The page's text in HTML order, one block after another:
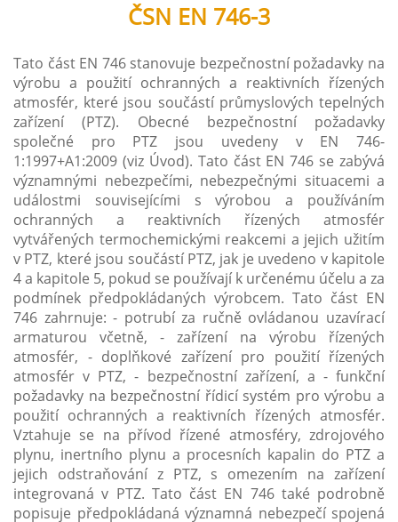
ČSN EN 746-3
Tato část EN 746 stanovuje bezpečnostní požadavky na
výrobu a použití ochranných a reaktivních řízených
atmosfér, které jsou součástí průmyslových tepelných
zařízení (PTZ). Obecné bezpečnostní požadavky
společné pro PTZ jsou uvedeny v EN 746-
1:1997+A1:2009 (viz Úvod). Tato část EN 746 se zabývá
významnými nebezpečími, nebezpečnými situacemi a
událostmi souvisejícími s výrobou a používáním
ochranných a reaktivních řízených atmosfér
vytvářených termochemickými reakcemi a jejich užitím
v PTZ, které jsou součástí PTZ, jak je uvedeno v kapitole
4 a kapitole 5, pokud se používají k určenému účelu a za
podmínek předpokládaných výrobcem. Tato část EN
746 zahrnuje: - potrubí za ručně ovládanou uzavírací
armaturou včetně, - zařízení na výrobu řízených
atmosfér, - doplňkové zařízení pro použití řízených
atmosfér v PTZ, - bezpečnostní zařízení, a - funkční
požadavky na bezpečnostní řídicí systém pro výrobu a
použití ochranných a reaktivních řízených atmosfér.
Vztahuje se na přívod řízené atmosféry, zdrojového
plynu, inertního plynu a procesních kapalin do PTZ a
jejich odstraňování z PTZ, s omezením na zařízení
integrovaná v PTZ. Tato část EN 746 také podrobně
popisuje předpokládaná významná nebezpečí spojená